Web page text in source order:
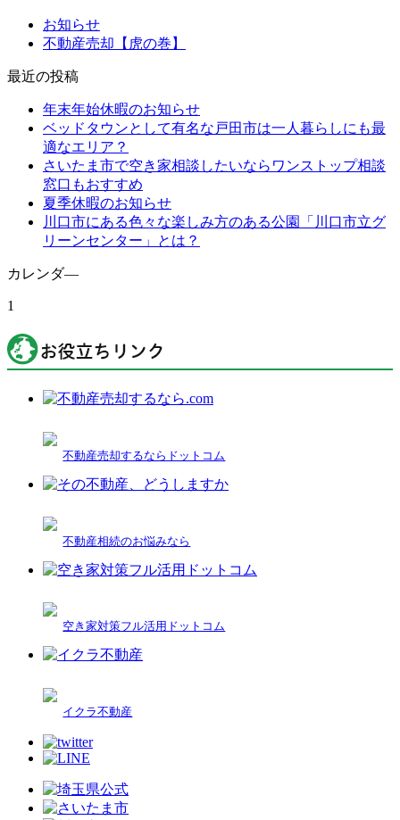
お知らせ
不動産売却【虎の巻】
最近の投稿
年末年始休暇のお知らせ
ベッドタウンとして有名な戸田市は一人暮らしにも最
適なエリア？
さいたま市で空き家相談したいならワンストップ相談
窓口もおすすめ
夏季休暇のお知らせ
川口市にある色々な楽しみ方のある公園「川口市立グ
リーンセンター」とは？
カレンダ―
1
不動産売却するならドットコム
不動産相続のお悩みなら
空き家対策フル活用ドットコム
イクラ不動産